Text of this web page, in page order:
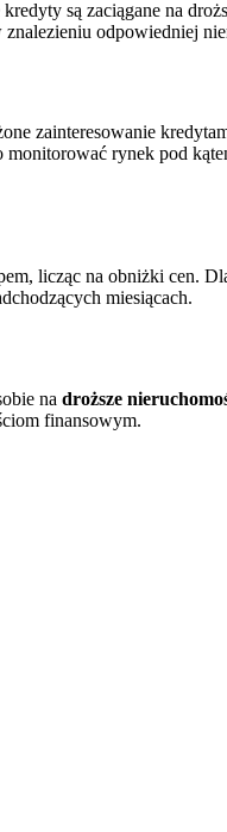
są zaciągane na
odpowiedniej
zainteresowanie
rynek pod
licząc na obniżki cen.
miesiącach.
na droższe
finansowym.